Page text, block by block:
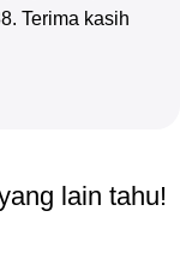
Terima kasih
lain tahu!